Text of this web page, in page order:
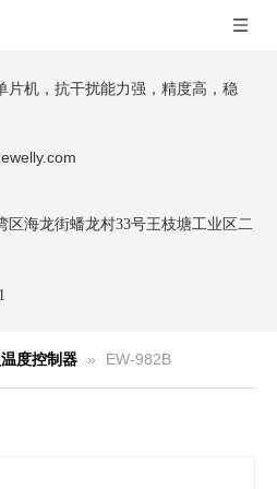
片机，抗干扰能力强，精度高，稳
区海龙街蟠龙村33号王枝塘工业区二
度控制器 » EW-982B